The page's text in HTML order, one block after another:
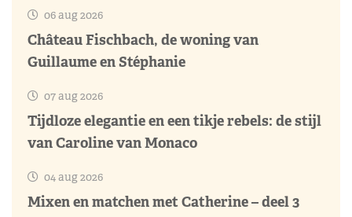
06 aug 2026
Château Fischbach, de woning van
Guillaume en Stéphanie
07 aug 2026
Tijdloze elegantie en een tikje rebels: de stijl
van Caroline van Monaco
04 aug 2026
Mixen en matchen met Catherine – deel 3